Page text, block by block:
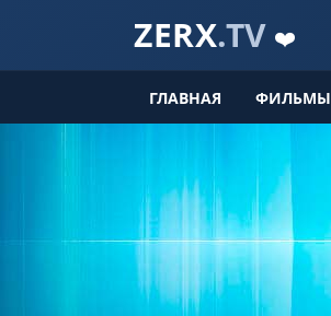
ZERX.TV ❤️
ГЛАВНАЯ ФИЛЬМЫ